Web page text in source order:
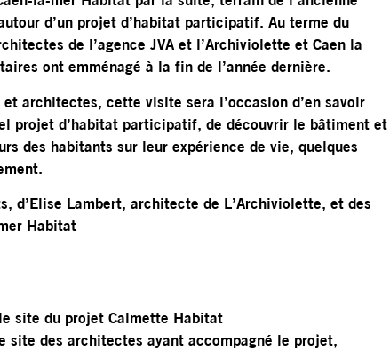
d’un projet d’habitat participatif. Au terme du
de l’agence JVA et l’Archiviolette et Caen la
ont emménagé à la fin de l’année dernière.
et architectes, cette visite sera l’occasion d’en savoir
projet d’habitat participatif, de découvrir le bâtiment et
des habitants sur leur expérience de vie, quelques
d’Elise Lambert, architecte de L’Archiviolette, et des
Habitat
site du projet Calmette Habitat
site des architectes ayant accompagné le projet,